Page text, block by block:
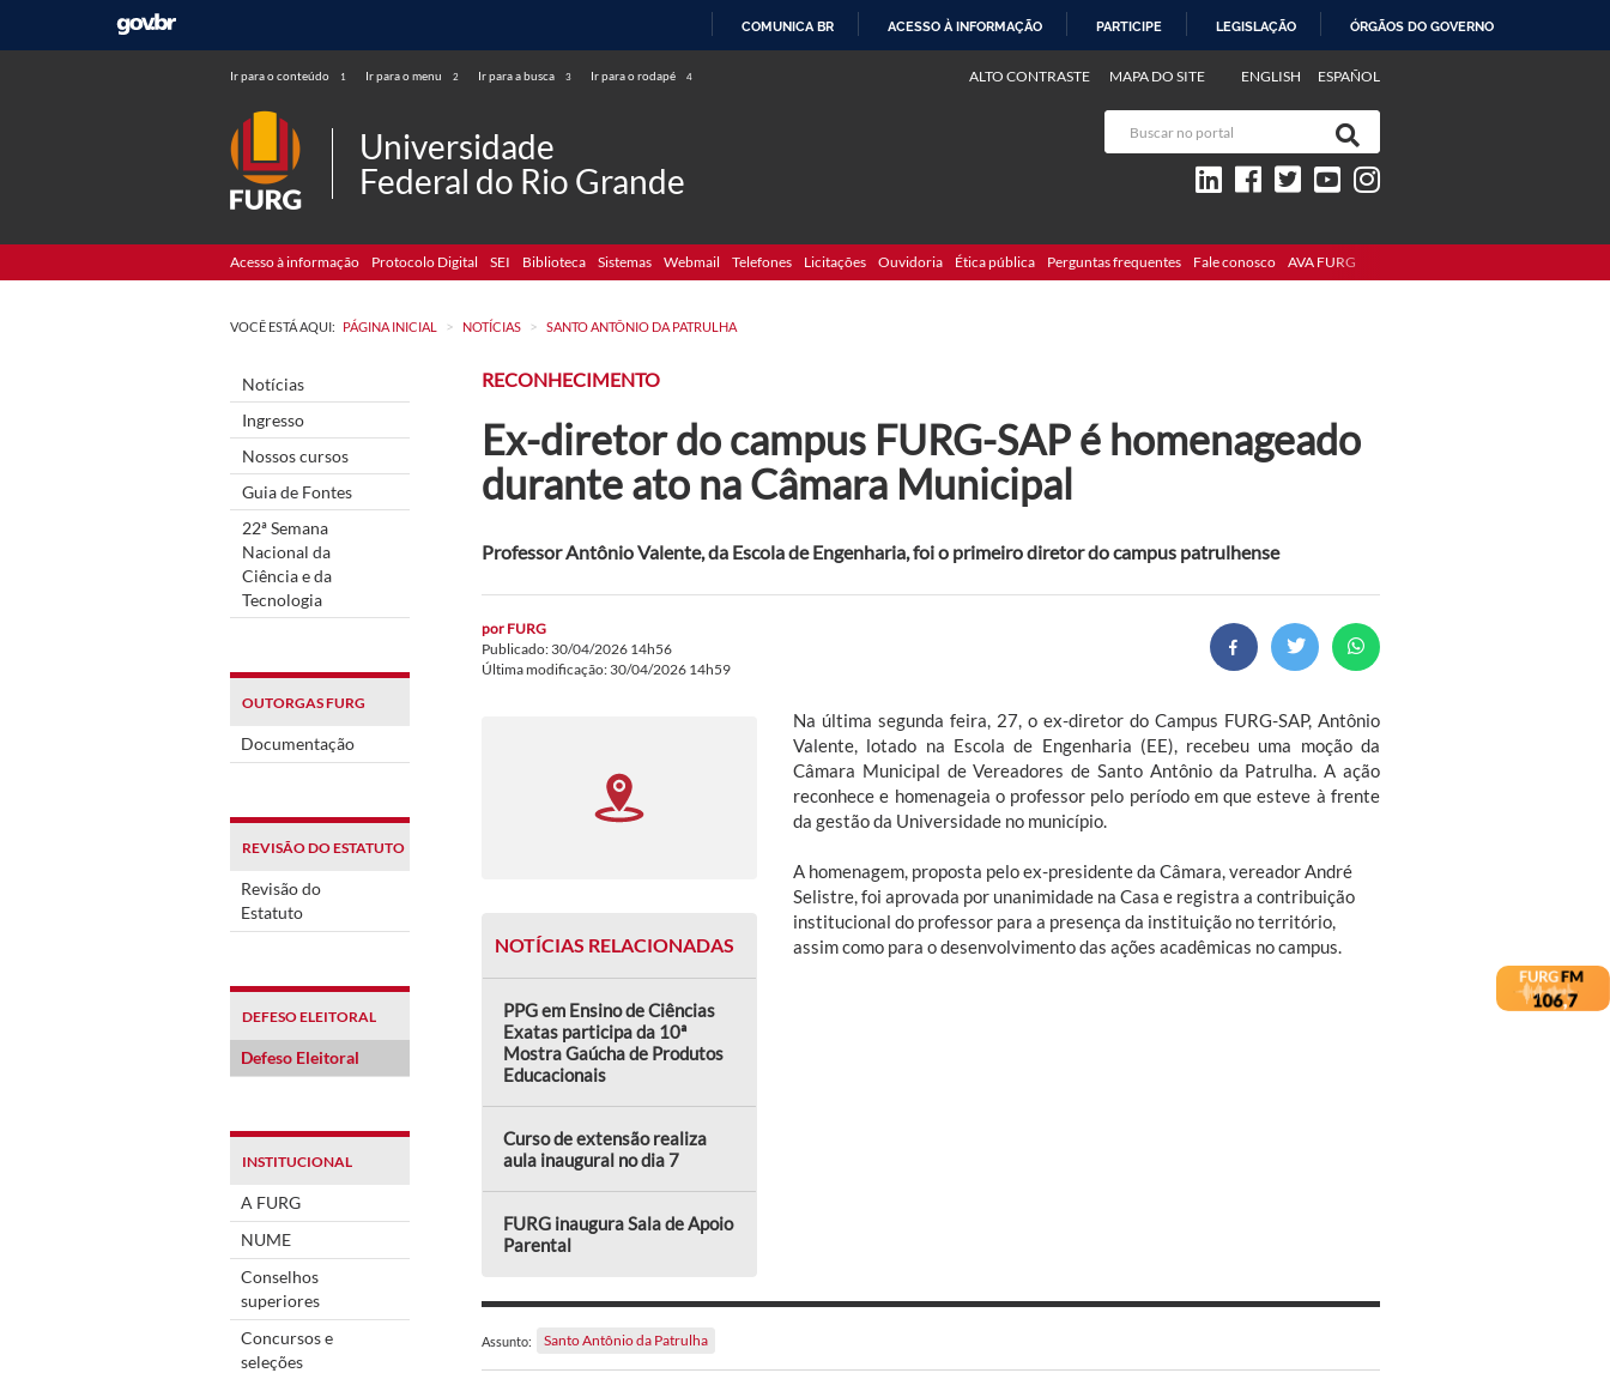
COMUNICA BR ACESSO À INFORMAÇÃO PARTICIPE LEGISLAÇÃO ÓRGÃOS DO GOVERNO
Ir para o conteúdo 1 Ir para o menu 2 Ir para a busca 3 Ir para o rodapé 4 ENGLISH ESPAÑOL
ALTO CONTRASTE MAPA DO SITE
Universidade
Federal do Rio Grande
Acesso à informação Protocolo Digital SEI Biblioteca Sistemas Webmail Telefones Licitações Ouvidoria Ética pública Perguntas frequentes Fale conosco AVA FURG
VOCÊ ESTÁ AQUI: PÁGINA INICIAL > NOTÍCIAS > SANTO ANTÔNIO DA PATRULHA
Notícias
Ingresso
Nossos cursos
Guia de Fontes
22ª Semana
Nacional da
Ciência e da
Tecnologia
OUTORGAS FURG
Documentação
REVISÃO DO ESTATUTO
Revisão do
Estatuto
DEFESO ELEITORAL
Defeso Eleitoral
INSTITUCIONAL
A FURG
NUME
Conselhos
superiores
Concursos e
seleções
RECONHECIMENTO
Ex-diretor do campus FURG-SAP é homenageado
durante ato na Câmara Municipal
Professor Antônio Valente, da Escola de Engenharia, foi o primeiro diretor do campus patrulhense
por FURG
Publicado: 30/04/2026 14h56
Última modificação: 30/04/2026 14h59
Na última segunda feira, 27, o ex-diretor do Campus FURG-SAP, Antônio
Valente, lotado na Escola de Engenharia (EE), recebeu uma moção da
Câmara Municipal de Vereadores de Santo Antônio da Patrulha. A ação
reconhece e homenageia o professor pelo período em que esteve à frente
da gestão da Universidade no município.
NOTÍCIAS RELACIONADAS
PPG em Ensino de Ciências
Exatas participa da 10ª
Mostra Gaúcha de Produtos
Educacionais
Curso de extensão realiza
aula inaugural no dia 7
FURG inaugura Sala de Apoio
Parental
A homenagem, proposta pelo ex-presidente da Câmara, vereador André
Selistre, foi aprovada por unanimidade na Casa e registra a contribuição
institucional do professor para a presença da instituição no território,
assim como para o desenvolvimento das ações acadêmicas no campus.
Assunto: Santo Antônio da Patrulha